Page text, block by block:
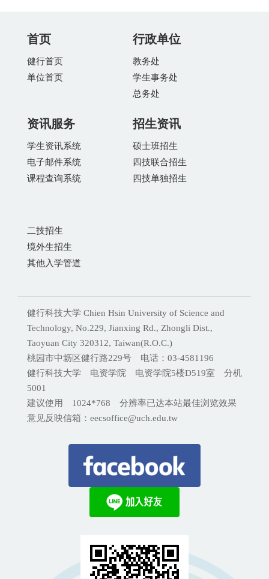
首页
健行首页
单位首页
行政单位
教务处
学生事务处
总务处
资讯服务
学生资讯系统
电子邮件系统
课程查询系统
招生资讯
硕士班招生
四技联合招生
四技单独招生
二技招生
境外生招生
其他入学管道
健行科技大学 Chien Hsin University of Science and
Technology, No.229, Jianxing Rd., Zhongli Dist.,
Taoyuan City 320312, Taiwan(R.O.C.)
桃园市中坜区健行路229号 电话：03-4581196
健行科技大学 电资学院 电资学院5楼D519室 分机
5001
建议使用 1024*768 分辨率已达本站最佳浏览效果
意见反映信箱：eecsoffice@uch.edu.tw